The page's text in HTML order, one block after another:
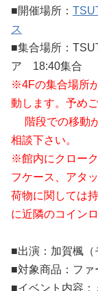
■開催場所：
ス
■集合場所：
ア 18:40集合
※4Fの集合場所
動します。予め
階段での移動
相談下さい。
※館内にクロー
フケース、アタ
荷物に関しては
に近隣のコイン
■出演：加賀楓（
■対象商品：フ
■イベント内容：